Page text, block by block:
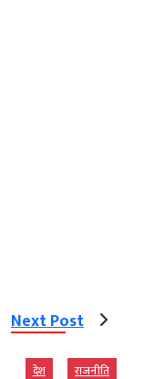
Next Post
देश राजनीति